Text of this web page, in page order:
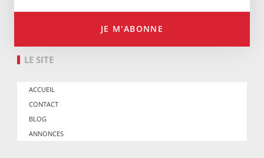
JE M'ABONNE
LE SITE
ACCUEIL
CONTACT
BLOG
ANNONCES